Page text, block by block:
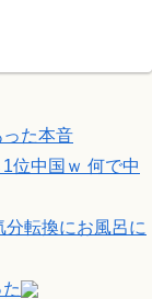
た本音
位中国ｗ 何で中
転換にお風呂に